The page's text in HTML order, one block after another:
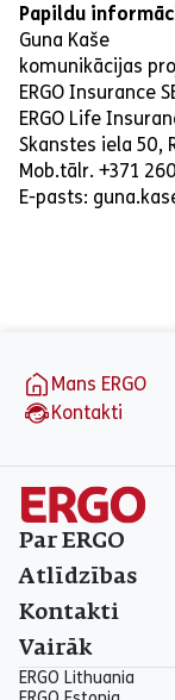
Papildu
Guna Kaše
komunikācijas
ERGO Insurance
ERGO Life
Skanstes iela 50,
Mob.tālr. +371
E-pasts:
Mans ERGO
Kontakti
Par ERGO
Atlīdzības
Kontakti
Vairāk
ERGO Lithuania